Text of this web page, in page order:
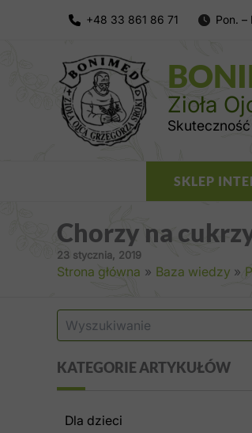
Zioła
SKLEP
Chorzy na
23 stycznia, 2019
Strona główna Baza wiedzy
S
k
KATEGORIE ARTYKUŁÓW
Dla dzieci